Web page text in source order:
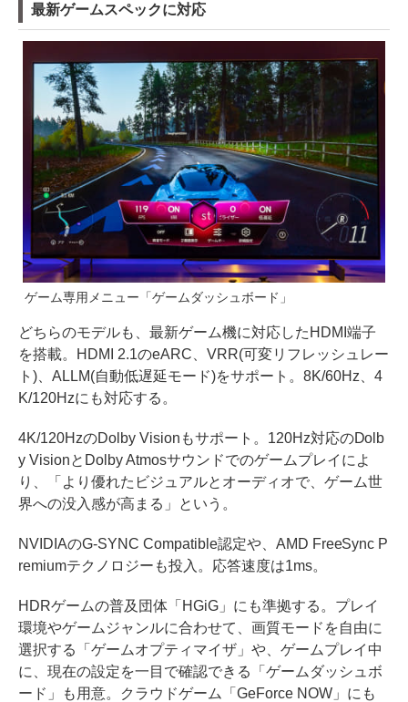
最新ゲームスペックに対応
ゲーム専用メニュー「ゲームダッシュボード」
どちらのモデルも、最新ゲーム機に対応したHDMI端子
を搭載。HDMI 2.1のeARC、VRR(可変リフレッシュレー
ト)、ALLM(自動低遅延モード)をサポート。8K/60Hz、4
K/120Hzにも対応する。
4K/120HzのDolby Visionもサポート。120Hz対応のDolb
y VisionとDolby Atmosサウンドでのゲームプレイによ
り、「より優れたビジュアルとオーディオで、ゲーム世
界への没入感が高まる」という。
NVIDIAのG-SYNC Compatible認定や、AMD FreeSync P
remiumテクノロジーも投入。応答速度は1ms。
HDRゲームの普及団体「HGiG」にも準拠する。プレイ
環境やゲームジャンルに合わせて、画質モードを自由に
選択する「ゲームオプティマイザ」や、ゲームプレイ中
に、現在の設定を一目で確認できる「ゲームダッシュボ
ード」も用意。クラウドゲーム「GeForce NOW」にも